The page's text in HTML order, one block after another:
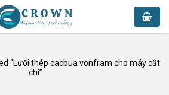
“Lưỡi thép cacbua vonfram cho máy cắt
chì”